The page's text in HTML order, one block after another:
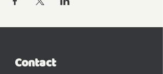
Contact